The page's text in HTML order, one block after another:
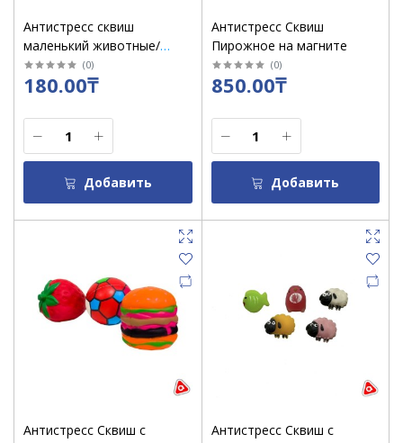
Антистресс сквиш
маленький животные/
цветочки ассорти
(0)
180.00₸
Добавить
Антистресс Сквиш
Пирожное на магните
(0)
850.00₸
Добавить
Антистресс Сквиш с
Антистресс Сквиш с